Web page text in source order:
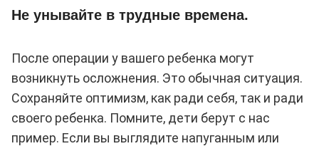
Не унывайте в трудные времена.
После операции у вашего ребенка могут
возникнуть осложнения. Это обычная ситуация.
Сохраняйте оптимизм, как ради себя, так и ради
своего ребенка. Помните, дети берут с нас
пример. Если вы выглядите напуганным или